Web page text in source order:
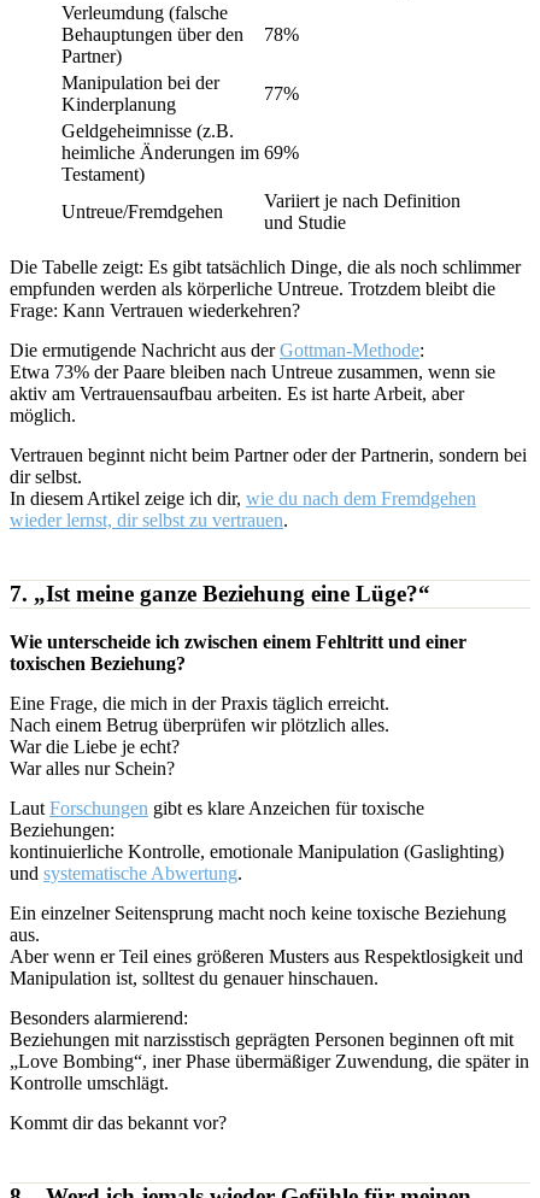
Verleumdung (falsche
Behauptungen über den
Partner)
78%
Manipulation bei der
Kinderplanung
77%
Geldgeheimnisse (z.B.
heimliche Änderungen im
Testament)
69%
Untreue/Fremdgehen
Variiert je nach Definition
und Studie
Die Tabelle zeigt: Es gibt tatsächlich Dinge, die als noch schlimmer
empfunden werden als körperliche Untreue. Trotzdem bleibt die
Frage: Kann Vertrauen wiederkehren?
Die ermutigende Nachricht aus derGottman-Methode:
Etwa 73% der Paare bleiben nach Untreue zusammen, wenn sie
aktiv am Vertrauensaufbau arbeiten. Es ist harte Arbeit, aber
möglich.
Vertrauen beginnt nicht beim Partner oder der Partnerin, sondern bei
dir selbst.
In diesem Artikel zeige ich dir, wie du nach dem Fremdgehen
wieder lernst, dir selbst zu vertrauen.
7. „Ist meine ganze Beziehung eine Lüge?“
Wie unterscheide ich zwischen einem Fehltritt und einer
toxischen Beziehung?
Eine Frage, die mich in der Praxis täglich erreicht.
Nach einem Betrug überprüfen wir plötzlich alles.
War die Liebe je echt?
War alles nur Schein?
Laut Forschungen gibt es klare Anzeichen für toxische
Beziehungen:
kontinuierliche Kontrolle, emotionale Manipulation (Gaslighting)
und systematische Abwertung.
Ein einzelner Seitensprung macht noch keine toxische Beziehung
aus.
Aber wenn er Teil eines größeren Musters aus Respektlosigkeit und
Manipulation ist, solltest du genauer hinschauen.
Besonders alarmierend:
Beziehungen mit narzisstisch geprägten Personen beginnen oft mit
„Love Bombing“, iner Phase übermäßiger Zuwendung, die später in
Kontrolle umschlägt.
Kommt dir das bekannt vor?